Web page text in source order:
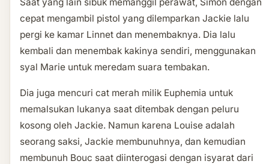
cepat mengambil pistol yang dilemparkan Jackie lalu
pergi ke kamar Linnet dan menembaknya. Dia lalu
kembali dan menembak kakinya sendiri, menggunakan
syal Marie untuk meredam suara tembakan.
Dia juga mencuri cat merah milik Euphemia untuk
memalsukan lukanya saat ditembak dengan peluru
kosong oleh Jackie. Namun karena Louise adalah
seorang saksi, Jackie membunuhnya, dan kemudian
membunuh Bouc saat diinterogasi dengan isyarat dari